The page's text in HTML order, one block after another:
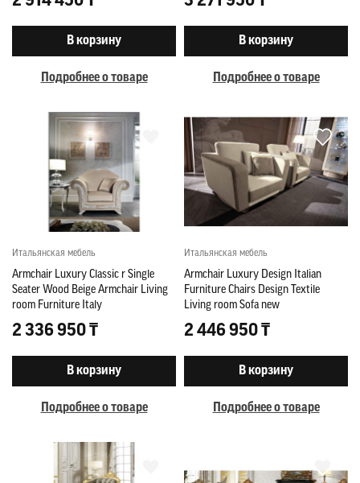
В корзину
Подробнее о товаре
В корзину
Подробнее о товаре
Итальянская мебель
Armchair Luxury Classic r Single
Seater Wood Beige Armchair Living
room Furniture Italy
2 336 950 ₸
В корзину
Подробнее о товаре
Итальянская мебель
Armchair Luxury Design Italian
Furniture Chairs Design Textile
Living room Sofa new
2 446 950 ₸
В корзину
Подробнее о товаре